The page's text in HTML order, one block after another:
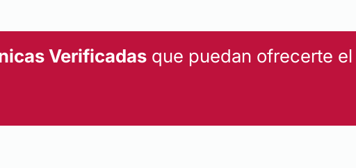
Verificadasque puedan ofrecerte el